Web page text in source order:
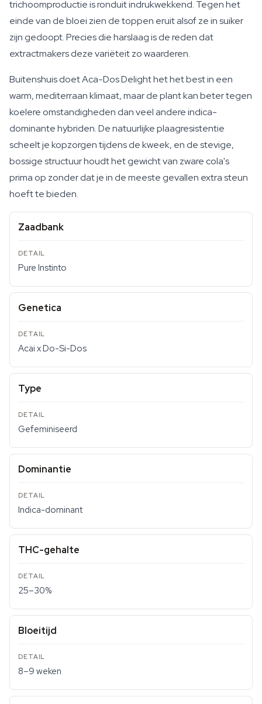
trichoomproductie is ronduit indrukwekkend. Tegen het
einde van de bloei zien de toppen eruit alsof ze in suiker
zijn gedoopt. Precies die harslaag is de reden dat
extractmakers deze variëteit zo waarderen.
Buitenshuis doet Aca-Dos Delight het het best in een
warm, mediterraan klimaat, maar de plant kan beter tegen
koelere omstandigheden dan veel andere indica-
dominante hybriden. De natuurlijke plaagresistentie
scheelt je kopzorgen tijdens de kweek, en de stevige,
bossige structuur houdt het gewicht van zware cola's
prima op zonder dat je in de meeste gevallen extra steun
hoeft te bieden.
Zaadbank
Pure Instinto
Genetica
Acai x Do-Si-Dos
Type
Gefeminiseerd
Dominantie
Indica-dominant
THC-gehalte
25–30%
Bloeitijd
8–9 weken